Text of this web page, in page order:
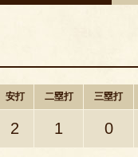
安打 二塁打 三塁打
2 1 0